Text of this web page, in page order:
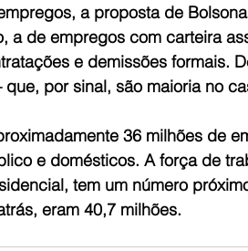
a proposta de
a de empregos com carteira
e demissões formais.
por sinal, são maioria no
36 milhões de
e domésticos. A força de
tem um número
eram 40,7 milhões.